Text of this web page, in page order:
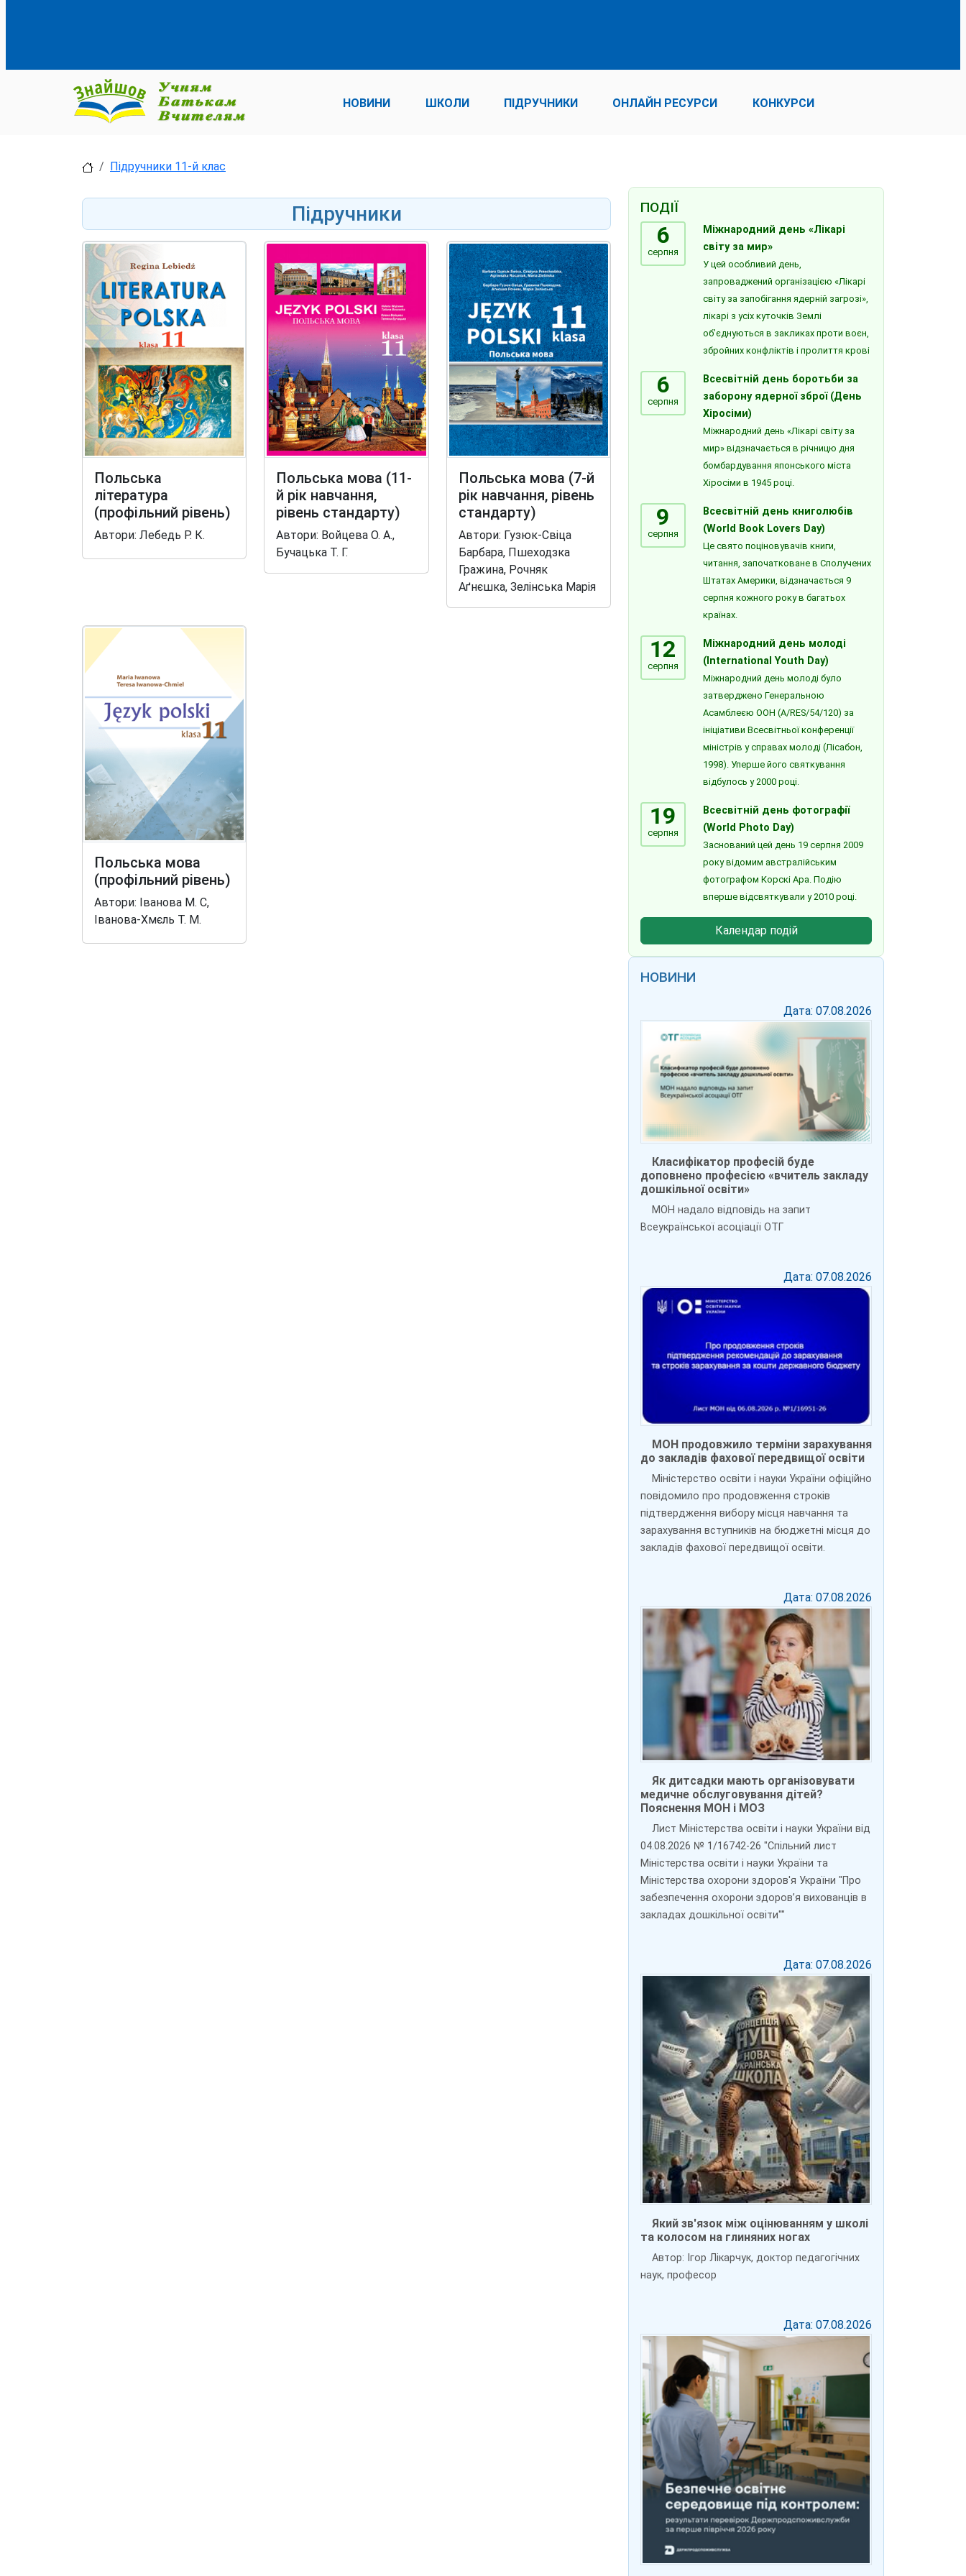
НОВИНИ ШКОЛИ ПІДРУЧНИКИ ОНЛАЙН РЕСУРСИ КОНКУРСИ
Підручники 11-й клас
Підручники
Польська
література
(профільний рівень)
Автори: Лебедь Р. К.
Польська мова (11-
й рік навчання,
рівень стандарту)
Автори: Войцева О. А.,
Бучацька Т. Г.
Польська мова (7-й
рік навчання, рівень
стандарту)
Автори: Гузюк-Свіца
Барбара, Пшеходзка
Гражина, Рочняк
Аґнєшка, Зелінська Марія
Польська мова
(профільний рівень)
Автори: Іванова М. С,
Іванова-Хмєль Т. М.
ПОДІЇ
6
серпня
Міжнародний день «Лікарі
світу за мир»
У цей особливий день,
запроваджений організацією «Лікарі
світу за запобігання ядерній загрозі»,
лікарі з усіх куточків Землі
об’єднуються в закликах проти воєн,
збройних конфліктів і пролиття крові
6
серпня
Всесвітній день боротьби за
заборону ядерної зброї (День
Хіросіми)
Міжнародний день «Лікарі світу за
мир» відзначається в річницю дня
бомбардування японського міста
Хіросіми в 1945 році.
9
серпня
Всесвітній день книголюбів
(World Book Lovers Day)
Це свято поціновувачів книги,
читання, започатковане в Сполучених
Штатах Америки, відзначається 9
серпня кожного року в багатьох
країнах.
12
серпня
Міжнародний день молоді
(International Youth Day)
Міжнародний день молоді було
затверджено Генеральною
Асамблеєю ООН (A/RES/54/120) за
ініціативи Всесвітньої конференції
міністрів у справах молоді (Лісабон,
1998). Уперше його святкування
відбулось у 2000 році.
19
серпня
Всесвітній день фотографії
(World Photo Day)
Заснований цей день 19 серпня 2009
року відомим австралійським
фотографом Корскі Ара. Подію
вперше відсвяткували у 2010 році.
Календар подій
НОВИНИ
Дата: 07.08.2026
Класифікатор професій буде
доповнено професією «вчитель закладу
дошкільної освіти»
МОН надало відповідь на запит
Всеукраїнської асоціації ОТГ
Дата: 07.08.2026
МОН продовжило терміни зарахування
до закладів фахової передвищої освіти
Міністерство освіти і науки України офіційно
повідомило про продовження строків
підтвердження вибору місця навчання та
зарахування вступників на бюджетні місця до
закладів фахової передвищої освіти.
Дата: 07.08.2026
Як дитсадки мають організовувати
медичне обслуговування дітей?
Пояснення МОН і МОЗ
Лист Міністерства освіти і науки України від
04.08.2026 № 1/16742-26 "Спільний лист
Міністерства освіти і науки України та
Міністерства охорони здоров'я України "Про
забезпечення охорони здоров’я вихованців в
закладах дошкільної освіти""
Дата: 07.08.2026
Який зв'язок між оцінюванням у школі
та колосом на глиняних ногах
Автор: Ігор Лікарчук, доктор педагогічних
наук, професор
Дата: 07.08.2026